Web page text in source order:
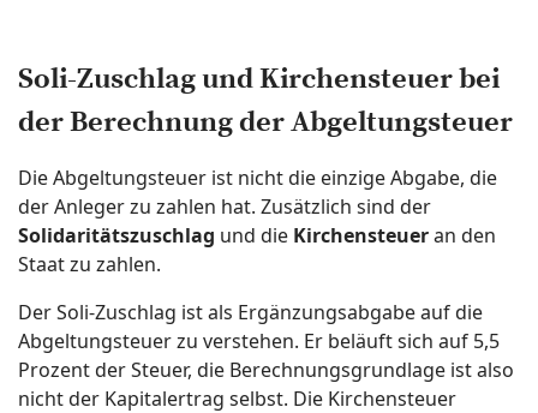
Soli-Zuschlag und Kirchensteuer bei
der Berechnung der Abgeltungsteuer
Die Abgeltungsteuer ist nicht die einzige Abgabe, die
der Anleger zu zahlen hat. Zusätzlich sind der
Solidaritätszuschlag und die Kirchensteueran den
Staat zu zahlen.
Der Soli-Zuschlag ist als Ergänzungsabgabe auf die
Abgeltungsteuer zu verstehen. Er beläuft sich auf 5,5
Prozent der Steuer, die Berechnungsgrundlage ist also
nicht der Kapitalertrag selbst. Die Kirchensteuer